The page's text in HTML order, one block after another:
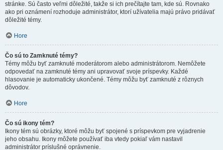
stránke. Sú často veľmi dôležité, takže si ich prečítajte tam, kde sú. Rovnako
ako pri oznámení rozhoduje administrátor, ktorí užívatelia majú právo pridávať
dôležité témy.
Hore
Čo sú to Zamknuté témy?
Témy môžu byť zamknuté moderátorom alebo administrátorom. Nemôžete
odpovedať na zamknuté témy ani upravovať svoje príspevky. Každé
hlasovanie je automaticky ukončené. Témy môžu byť zamknuté z rôznych
dôvodov.
Hore
Čo sú ikony tém?
Ikony tém sú obrázky, ktoré môžu byť spojené s príspevkom pre vyjadrenie
jeho obsahu. Ikony môžete používať iba vtedy pokiaľ vám nastavil
administrátor príslušné oprávnenie.